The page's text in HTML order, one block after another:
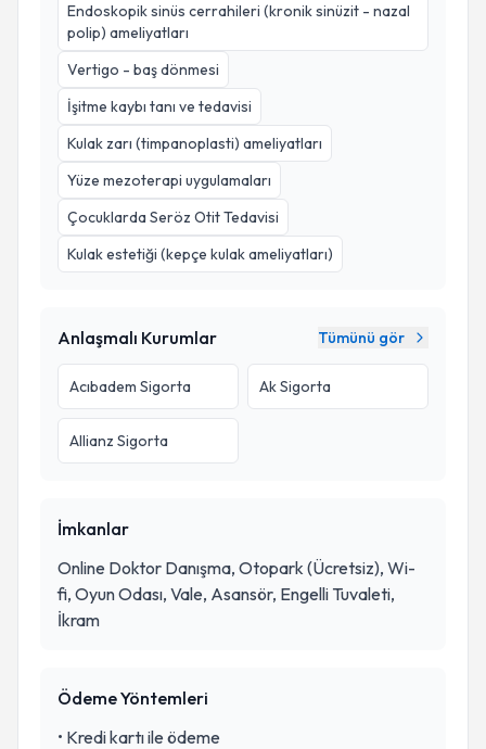
Endoskopik sinüs cerrahileri (kronik sinüzit - nazal
polip) ameliyatları
Vertigo - baş dönmesi
İşitme kaybı tanı ve tedavisi
Kulak zarı (timpanoplasti) ameliyatları
Yüze mezoterapi uygulamaları
Çocuklarda Seröz Otit Tedavisi
Kulak estetiği (kepçe kulak ameliyatları)
Anlaşmalı Kurumlar Tümünü gör
Acıbadem Sigorta Ak Sigorta
Allianz Sigorta
İmkanlar
Online Doktor Danışma, Otopark (Ücretsiz), Wi-
fi, Oyun Odası, Vale, Asansör, Engelli Tuvaleti,
İkram
Ödeme Yöntemleri
• Kredi kartı ile ödeme